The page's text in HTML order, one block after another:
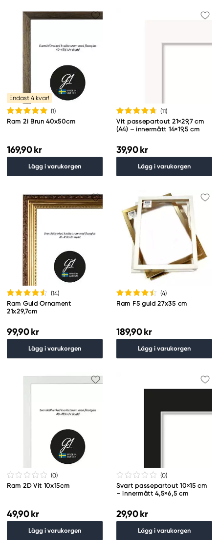
Endast 4 kvar!
(1)
Ram 2i Brun 40x50cm
169,90 kr
Lägg i varukorgen
(11)
Vit passepartout 21×29,7 cm
(A4) – innermått 14×19,5 cm
39,90 kr
Lägg i varukorgen
(14)
Ram Guld Ornament
21x29,7cm
99,90 kr
Lägg i varukorgen
(4)
Ram F5 guld 27x35 cm
189,90 kr
Lägg i varukorgen
(0)
Ram 2D Vit 10x15cm
49,90 kr
Lägg i varukorgen
(0)
Svart passepartout 10×15 cm
– innermått 4,5×6,5 cm
29,90 kr
Lägg i varukorgen